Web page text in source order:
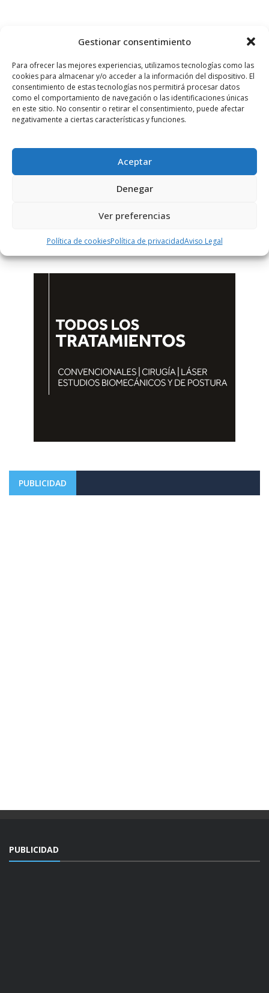
Gestionar consentimiento
Para ofrecer las mejores experiencias, utilizamos tecnologías como las
cookies para almacenar y/o acceder a la información del dispositivo. El
consentimiento de estas tecnologías nos permitirá procesar datos
como el comportamiento de navegación o las identificaciones únicas
en este sitio. No consentir o retirar el consentimiento, puede afectar
negativamente a ciertas características y funciones.
Aceptar
Denegar
Ver preferencias
Política de cookiesPolítica de privacidadAviso Legal
PUBLICIDAD
PUBLICIDAD